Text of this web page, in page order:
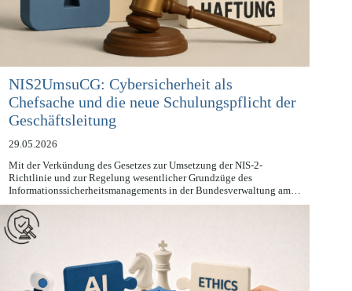
NIS2UmsuCG: Cybersicherheit als
Chefsache und die neue Schulungspflicht der
Geschäftsleitung
29.05.2026
Mit der Verkündung des Gesetzes zur Umsetzung der NIS-2-
Richtlinie und zur Regelung wesentlicher Grundzüge des
Informationssicherheitsmanagements in der Bundesverwaltung am…